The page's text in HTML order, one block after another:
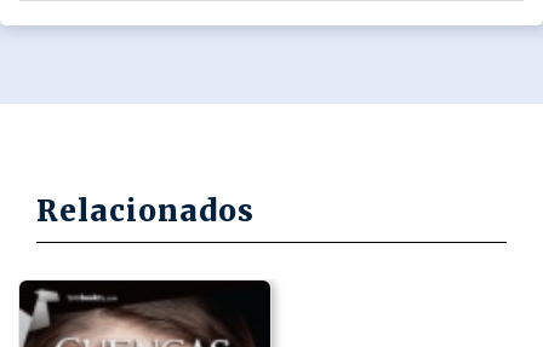
Relacionados